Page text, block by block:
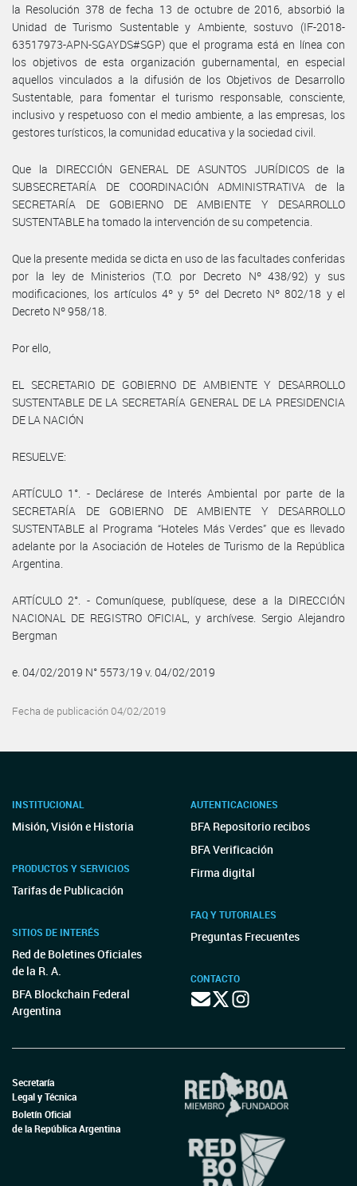
la Resolución 378 de fecha 13 de octubre de 2016, absorbió la
Unidad de Turismo Sustentable y Ambiente, sostuvo (IF-2018-
63517973-APN-SGAYDS#SGP) que el programa está en línea con
los objetivos de esta organización gubernamental, en especial
aquellos vinculados a la difusión de los Objetivos de Desarrollo
Sustentable, para fomentar el turismo responsable, consciente,
inclusivo y respetuoso con el medio ambiente, a las empresas, los
gestores turísticos, la comunidad educativa y la sociedad civil.
Que la DIRECCIÓN GENERAL DE ASUNTOS JURÍDICOS de la
SUBSECRETARÍA DE COORDINACIÓN ADMINISTRATIVA de la
SECRETARÍA DE GOBIERNO DE AMBIENTE Y DESARROLLO
SUSTENTABLE ha tomado la intervención de su competencia.
Que la presente medida se dicta en uso de las facultades conferidas
por la ley de Ministerios (T.O. por Decreto Nº 438/92) y sus
modificaciones, los artículos 4º y 5º del Decreto Nº 802/18 y el
Decreto Nº 958/18.
Por ello,
EL SECRETARIO DE GOBIERNO DE AMBIENTE Y DESARROLLO
SUSTENTABLE DE LA SECRETARÍA GENERAL DE LA PRESIDENCIA
DE LA NACIÓN
RESUELVE:
ARTÍCULO 1°. - Declárese de Interés Ambiental por parte de la
SECRETARÍA DE GOBIERNO DE AMBIENTE Y DESARROLLO
SUSTENTABLE al Programa “Hoteles Más Verdes” que es llevado
adelante por la Asociación de Hoteles de Turismo de la República
Argentina.
ARTÍCULO 2°. - Comuníquese, publíquese, dese a la DIRECCIÓN
NACIONAL DE REGISTRO OFICIAL, y archívese. Sergio Alejandro
Bergman
e. 04/02/2019 N° 5573/19 v. 04/02/2019
Fecha de publicación 04/02/2019
INSTITUCIONAL
Misión, Visión e Historia
PRODUCTOS Y SERVICIOS
Tarifas de Publicación
SITIOS DE INTERÉS
Red de Boletines Oficiales
de la R. A.
BFA Blockchain Federal
Argentina
AUTENTICACIONES
BFA Repositorio recibos
BFA Verificación
Firma digital
FAQ Y TUTORIALES
Preguntas Frecuentes
CONTACTO
Secretaría
Legal y Técnica
Boletín Oficial
de la República Argentina